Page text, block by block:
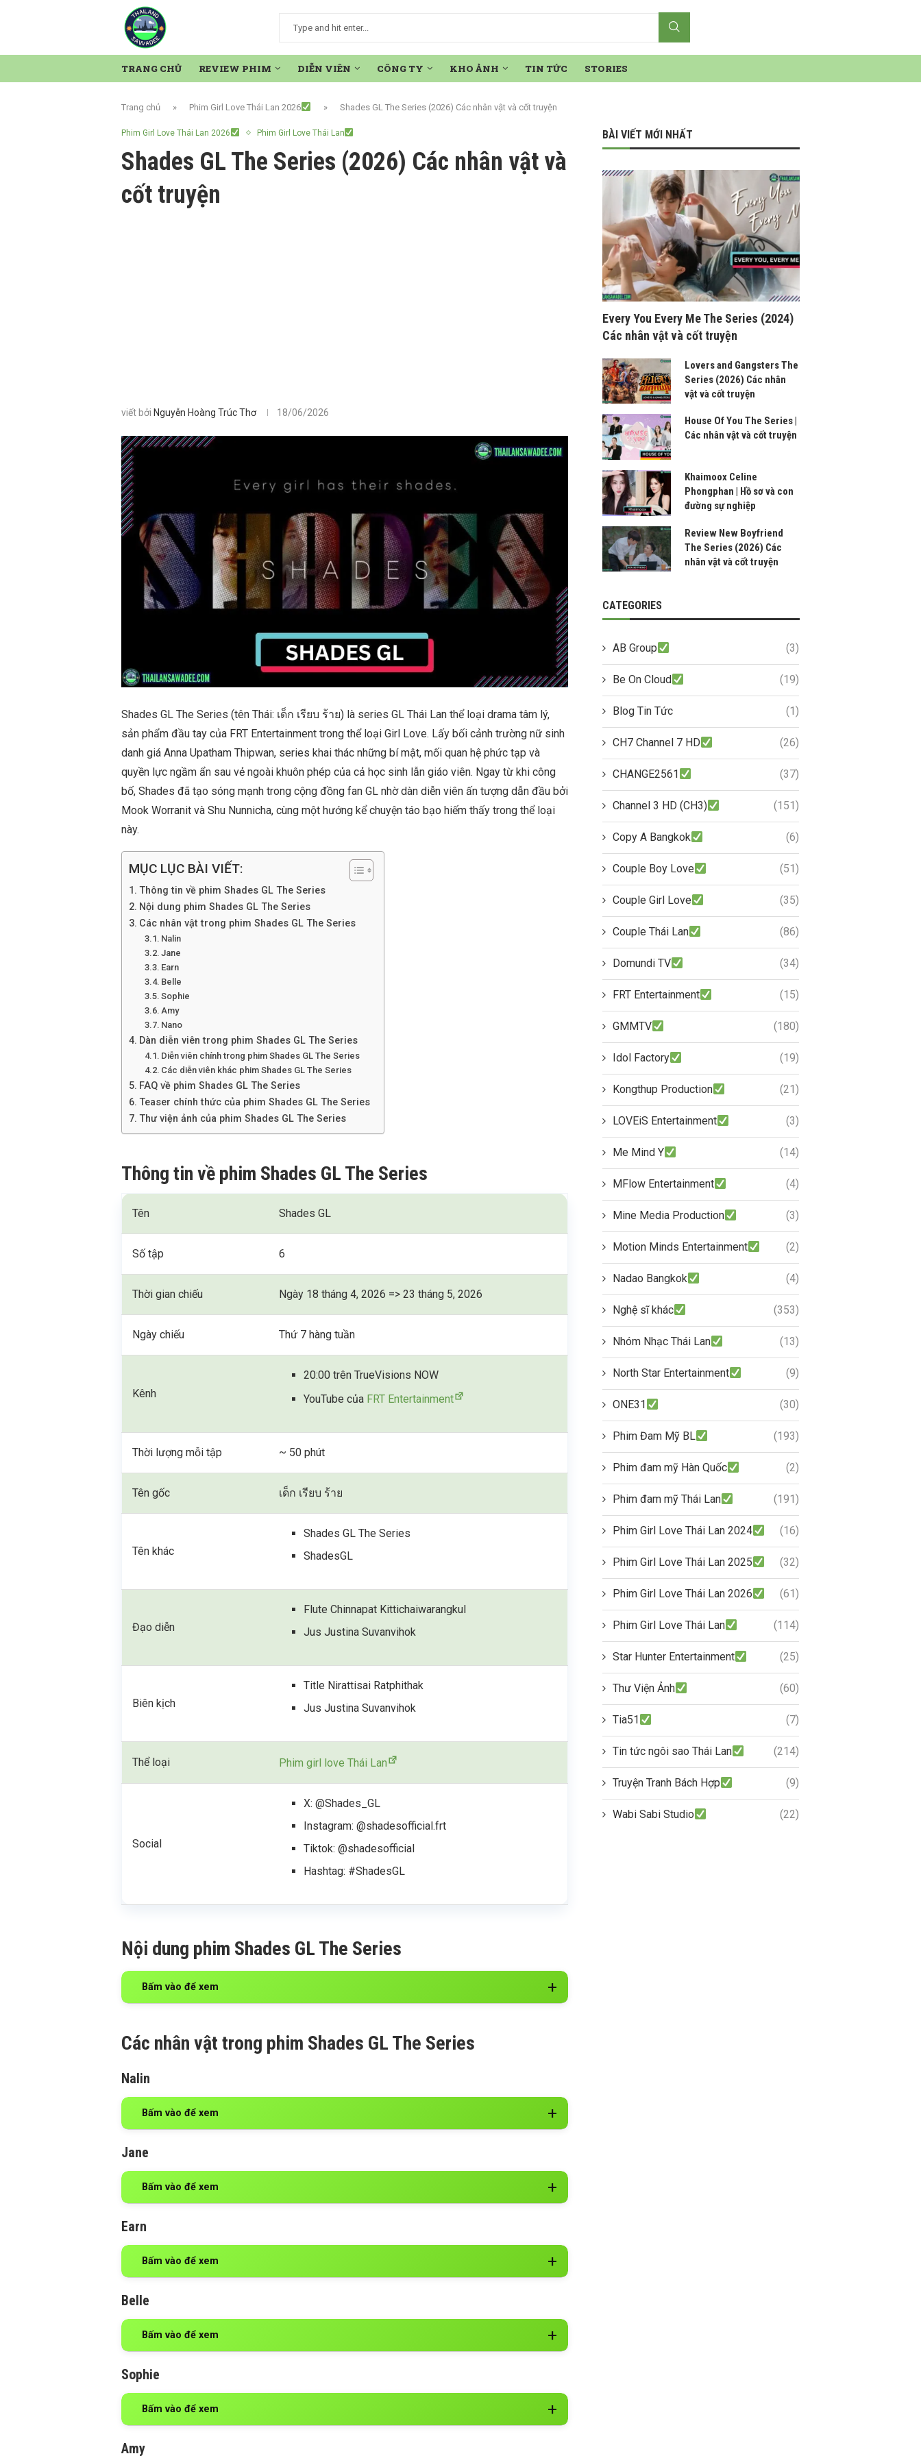
TRANG CHỦ REVIEW PHIM DIỄN VIÊN CÔNG TY KHO ẢNH TIN TỨC STORIES
Trang chủ » Phim Girl Love Thái Lan 2026 » Shades GL The Series (2026) Các nhân vật và cốt truyện
Phim Girl Love Thái Lan 2026 Phim Girl Love Thái Lan
Shades GL The Series (2026) Các nhân vật và
cốt truyện
viết bởi Nguyễn Hoàng Trúc Thơ 18/06/2026
Shades GL The Series (tên Thái: เด็ก เรียบ ร้าย) là series GL Thái Lan thể loại drama tâm lý,
sản phẩm đầu tay của FRT Entertainment trong thể loại Girl Love. Lấy bối cảnh trường nữ sinh
danh giá Anna Upatham Thipwan, series khai thác những bí mật, mối quan hệ phức tạp và
quyền lực ngầm ẩn sau vẻ ngoài khuôn phép của cả học sinh lẫn giáo viên. Ngay từ khi công
bố, Shades đã tạo sóng mạnh trong cộng đồng fan GL nhờ dàn diễn viên ấn tượng dẫn đầu bởi
Mook Worranit và Shu Nunnicha, cùng một hướng kể chuyện táo bạo hiếm thấy trong thể loại
này.
MỤC LỤC BÀI VIẾT:
Thông tin về phim Shades GL The Series
Nội dung phim Shades GL The Series
Các nhân vật trong phim Shades GL The Series
Nalin
Jane
Earn
Belle
Sophie
Amy
Nano
Dàn diễn viên trong phim Shades GL The Series
Diễn viên chính trong phim Shades GL The Series
Các diễn viên khác phim Shades GL The Series
FAQ về phim Shades GL The Series
Teaser chính thức của phim Shades GL The Series
Thư viện ảnh của phim Shades GL The Series
Thông tin về phim Shades GL The Series
Tên Shades GL
Số tập 6
Thời gian chiếu Ngày 18 tháng 4, 2026 => 23 tháng 5, 2026
Ngày chiếu Thứ 7 hàng tuần
Kênh
20:00 trên TrueVisions NOW
YouTube của FRT Entertainment
Thời lượng mỗi tập ~ 50 phút
Tên gốc เด็ก เรียบ ร้าย
Tên khác
Shades GL The Series
ShadesGL
Đạo diễn
Flute Chinnapat Kittichaiwarangkul
Jus Justina Suvanvihok
Biên kịch
Title Nirattisai Ratphithak
Jus Justina Suvanvihok
Thể loại Phim girl love Thái Lan
Social
X: @Shades_GL
Instagram: @shadesofficial.frt
Tiktok: @shadesofficial
Hashtag: #ShadesGL
Nội dung phim Shades GL The Series
Bấm vào để xem
Các nhân vật trong phim Shades GL The Series
Nalin
Bấm vào để xem
Jane
Bấm vào để xem
Earn
Bấm vào để xem
Belle
Bấm vào để xem
Sophie
Bấm vào để xem
Amy
BÀI VIẾT MỚI NHẤT
Every You Every Me The Series (2024)
Các nhân vật và cốt truyện
Lovers and Gangsters The
Series (2026) Các nhân
vật và cốt truyện
House Of You The Series |
Các nhân vật và cốt truyện
Khaimoox Celine
Phongphan | Hồ sơ và con
đường sự nghiệp
Review New Boyfriend
The Series (2026) Các
nhân vật và cốt truyện
CATEGORIES
AB Group (3)
Be On Cloud (19)
Blog Tin Tức (1)
CH7 Channel 7 HD (26)
CHANGE2561 (37)
Channel 3 HD (CH3) (151)
Copy A Bangkok (6)
Couple Boy Love (51)
Couple Girl Love (35)
Couple Thái Lan (86)
Domundi TV (34)
FRT Entertainment (15)
GMMTV (180)
Idol Factory (19)
Kongthup Production (21)
LOVEiS Entertainment (3)
Me Mind Y (14)
MFlow Entertainment (4)
Mine Media Production (3)
Motion Minds Entertainment (2)
Nadao Bangkok (4)
Nghệ sĩ khác (353)
Nhóm Nhạc Thái Lan (13)
North Star Entertainment (9)
ONE31 (30)
Phim Đam Mỹ BL (193)
Phim đam mỹ Hàn Quốc (2)
Phim đam mỹ Thái Lan (191)
Phim Girl Love Thái Lan 2024 (16)
Phim Girl Love Thái Lan 2025 (32)
Phim Girl Love Thái Lan 2026 (61)
Phim Girl Love Thái Lan (114)
Star Hunter Entertainment (25)
Thư Viện Ảnh (60)
Tia51 (7)
Tin tức ngôi sao Thái Lan (214)
Truyện Tranh Bách Hợp (9)
Wabi Sabi Studio (22)